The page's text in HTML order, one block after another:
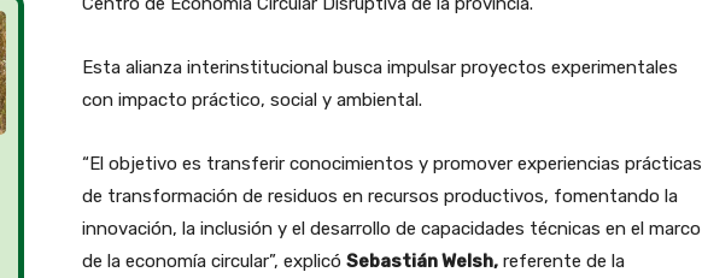
Esta alianza interinstitucional busca impulsar proyectos experimentales
con impacto práctico, social y ambiental.
“El objetivo es transferir conocimientos y promover experiencias prácticas
de transformación de residuos en recursos productivos, fomentando la
innovación, la inclusión y el desarrollo de capacidades técnicas en el marco
de la economía circular”, explicó Sebastián Welsh,referente de la